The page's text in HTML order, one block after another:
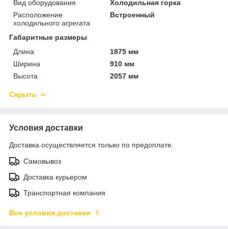
Вид оборудования
Холодильная горка
Расположение
холодильного агрегата
Встроенный
Габаритные размеры
Длина
1875 мм
Ширина
910 мм
Высота
2057 мм
Скрыть
Условия доставки
Доставка осуществляется только по предоплате.
Самовывоз
Доставка курьером
Транспортная компания
Все условия доставки